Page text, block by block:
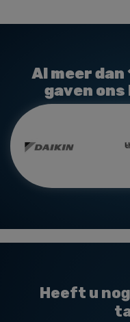
Al meer dan
gaven
Heeft u